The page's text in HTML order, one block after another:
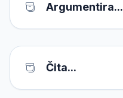
Argumentira...
Čita...